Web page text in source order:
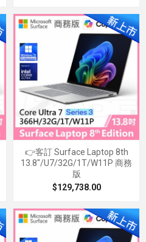
👉客訂 Surface Laptop 8th
13.8"/U7/32G/1T/W11P 商務
版
$129,738.00